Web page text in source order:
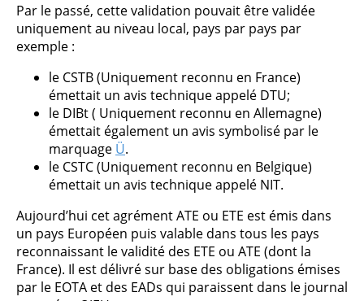
Par le passé, cette validation pouvait être validée
uniquement au niveau local, pays par pays par
exemple :
le CSTB (Uniquement reconnu en France)
émettait un avis technique appelé DTU;
le DIBt ( Uniquement reconnu en Allemagne)
émettait également un avis symbolisé par le
marquage Ü.
le CSTC (Uniquement reconnu en Belgique)
émettait un avis technique appelé NIT.
Aujourd’hui cet agrément ATE ou ETE est émis dans
un pays Européen puis valable dans tous les pays
reconnaissant le validité des ETE ou ATE (dont la
France). Il est délivré sur base des obligations émises
par le EOTA et des EADs qui paraissent dans le journal